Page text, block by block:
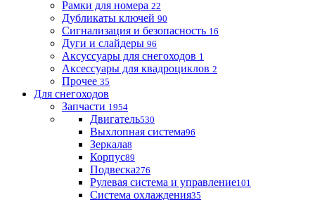
Рамки для номера 22
Дубликаты ключей 90
Сигнализация и безопасность 16
Дуги и слайдеры 96
Аксуссуары для снегоходов 1
Аксессуары для квадроциклов 2
Прочее 35
Для снегоходов
Запчасти 1954
Двигатель530
Выхлопная система96
Зеркала8
Корпус89
Подвеска276
Рулевая система и управление101
Система охлаждения35